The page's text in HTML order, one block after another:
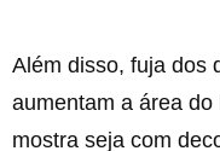
Além disso, fuja dos
aumentam a área
mostra seja com